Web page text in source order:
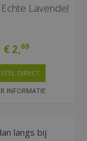
Lavendel
€ 2,69
INFORMATIE
DIRECT
langs bij